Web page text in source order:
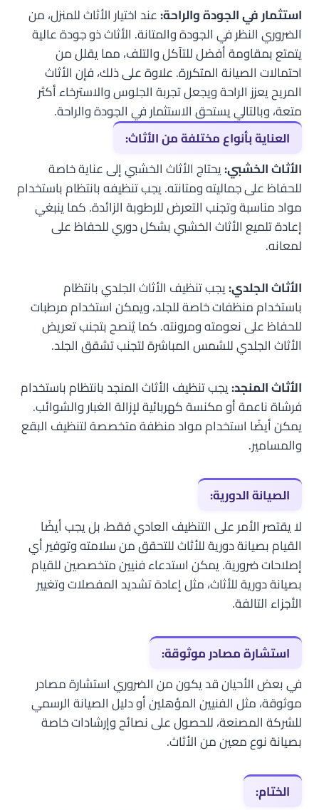
استثمار في الجودة والراحة:عند اختيار الأثاث للمنزل، من
الضروري النظر في الجودة والمتانة. الأثاث ذو جودة عالية
يتمتع بمقاومة أفضل للتآكل والتلف، مما يقلل من
احتمالات الصيانة المتكررة. علاوة على ذلك، فإن الأثاث
المريح يعزز الراحة ويجعل تجربة الجلوس والاسترخاء أكثر
متعة، وبالتالي يستحق الاستثمار في الجودة والراحة.
العناية بأنواع مختلفة من الأثاث:
الأثاث الخشبي:يحتاج الأثاث الخشبي إلى عناية خاصة
للحفاظ على جماليته ومتانته. يجب تنظيفه بانتظام باستخدام
مواد مناسبة وتجنب التعرض للرطوبة الزائدة. كما ينبغي
إعادة تلميع الأثاث الخشبي بشكل دوري للحفاظ على
لمعانه.
الأثاث الجلدي:يجب تنظيف الأثاث الجلدي بانتظام
باستخدام منظفات خاصة للجلد، ويمكن استخدام مرطبات
للحفاظ على نعومته ومرونته. كما يُنصح بتجنب تعريض
الأثاث الجلدي للشمس المباشرة لتجنب تشقق الجلد.
الأثاث المنجد:يجب تنظيف الأثاث المنجد بانتظام باستخدام
فرشاة ناعمة أو مكنسة كهربائية لإزالة الغبار والشوائب.
يمكن أيضًا استخدام مواد منظفة متخصصة لتنظيف البقع
والمسامير.
الصيانة الدورية:
لا يقتصر الأمر على التنظيف العادي فقط، بل يجب أيضًا
القيام بصيانة دورية للأثاث للتحقق من سلامته وتوفير أي
إصلاحات ضرورية. يمكن استدعاء فنيين متخصصين للقيام
بصيانة دورية للأثاث، مثل إعادة تشديد المفصلات وتغيير
الأجزاء التالفة.
استشارة مصادر موثوقة:
في بعض الأحيان قد يكون من الضروري استشارة مصادر
موثوقة، مثل الفنيين المؤهلين أو دليل الصيانة الرسمي
للشركة المصنعة، للحصول على نصائح وإرشادات خاصة
بصيانة نوع معين من الأثاث.
الختام: